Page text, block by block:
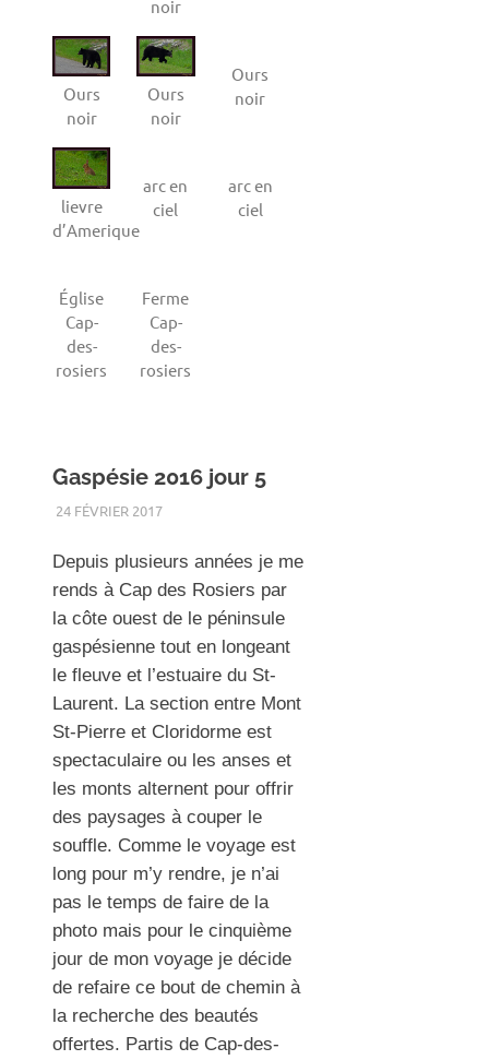
noir
Ours
noir
Ours
noir
Ours
noir
lievre
d’Amerique
arc en
ciel
arc en
ciel
Église
Cap-
des-
rosiers
Ferme
Cap-
des-
rosiers
Gaspésie 2016 jour 5
24 FÉVRIER 2017RENATO
ÉTÉ
Depuis plusieurs années je me
rends à Cap des Rosiers par
la côte ouest de le péninsule
gaspésienne tout en longeant
le fleuve et l’estuaire du St-
Laurent. La section entre Mont
St-Pierre et Cloridorme est
spectaculaire ou les anses et
les monts alternent pour offrir
des paysages à couper le
souffle. Comme le voyage est
long pour m’y rendre, je n’ai
pas le temps de faire de la
photo mais pour le cinquième
jour de mon voyage je décide
de refaire ce bout de chemin à
la recherche des beautés
offertes. Partis de Cap-des-